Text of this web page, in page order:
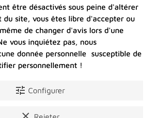
éco-responsable.
fabriqués sans émission de gaz
carbonique
être désactivés sous peine d'altérer
du site, vous êtes libre d'accepter ou
de changer d'avis lors d'une
vous inquiétez pas, nous
donnée personnelle susceptible de
personnellement !
tune Configurer